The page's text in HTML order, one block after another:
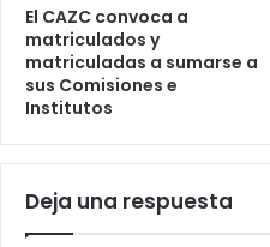
El CAZC convoca a
matriculados y
matriculadas a sumarse a
sus Comisiones e
Institutos
Deja una respuesta